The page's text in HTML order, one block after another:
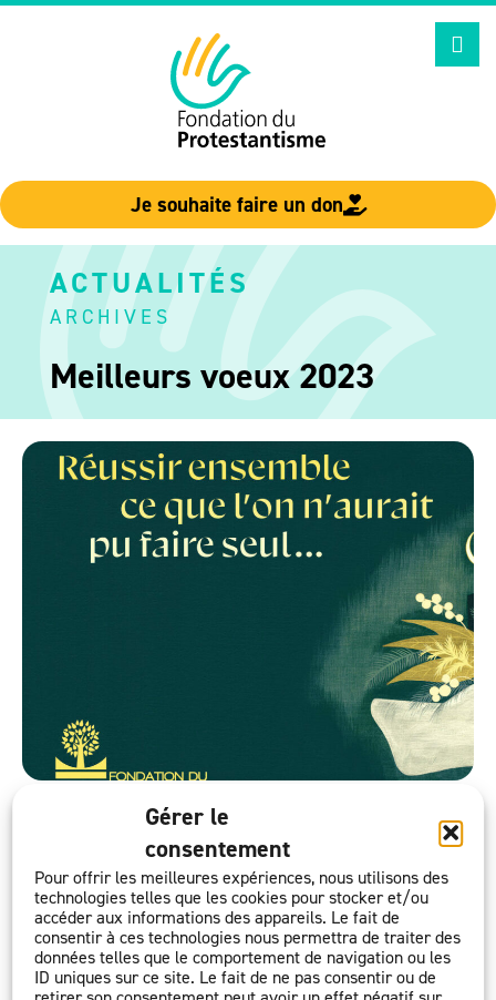
Gérer le
consentement
Pour offrir les meilleures expériences, nous utilisons des
technologies telles que les cookies pour stocker et/ou
accéder aux informations des appareils. Le fait de
consentir à ces technologies nous permettra de traiter des
données telles que le comportement de navigation ou les
ID uniques sur ce site. Le fait de ne pas consentir ou de
Je souhaite faire un don
ACTUALITÉS
ARCHIVES
Meilleurs voeux 2023
Publié le 18 janvier 2023
Avec tous nos voeux de plénitude et de joie dans vos
engagements